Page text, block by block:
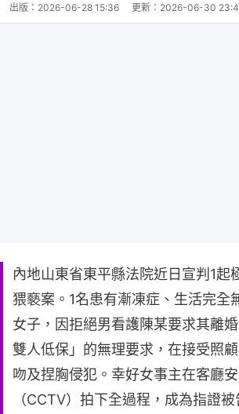
出版： 2026-06-28 15:36 更新： 2026-06-30
內地山東省東平縣法院近日宣判1起
猥褻案。1名患有漸凍症、生活完全
女子，因拒絕男看護陳某要求其離
雙人低保」的無理要求，在接受照
吻及捏胸侵犯。幸好女事主在客廳
（CCTV）拍下全過程，成為指證